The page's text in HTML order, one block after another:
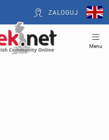
ZALOGUJ
Menu